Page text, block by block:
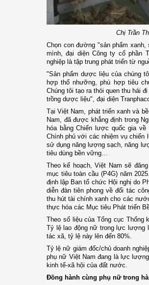
Chị Trần
Chọn con đường "sản phẩm
mình, đại diện Công ty cổ phần
nghiệp là tập trung phát triển từ
"Sản phẩm dược liệu của chúng
hợp thổ nhưỡng, phù hợp tiêu
Chúng tôi tạo ra thói quen thu hái
trồng dược liệu", đại diện
Tại Việt Nam, phát triển xanh và
Nam, đã được khẳng định trong
hóa bằng Chiến lược quốc gia
Chính phủ với các nhiệm vụ
sử dụng năng lượng sạch, năng
tiêu dùng bền vững…
Theo kế hoạch, Việt Nam sẽ
mục tiêu toàn cầu (P4G) năm
định lập Ban tổ chức Hội nghị do
diễn đàn tiên phong về đối tác
thu hút tài chính xanh cho các
thực hóa các Mục tiêu Phát triển
Theo số liệu của Tổng cục Thống
Tỷ lệ lao động nữ trong lực lượng
tác xã, tỷ lệ này lên đến 80%.
Tỷ lệ nữ giám đốc/chủ doanh
phụ nữ Việt Nam đang là lực
kinh tế-xã hội của đất nước.
Đồng hành cùng phụ nữ trong